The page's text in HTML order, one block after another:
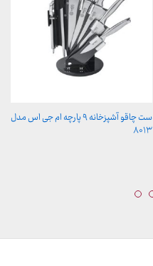
ست چاقو آشپزخانه ۹ پارچه ام جی اس مدل
۸۰۱۳